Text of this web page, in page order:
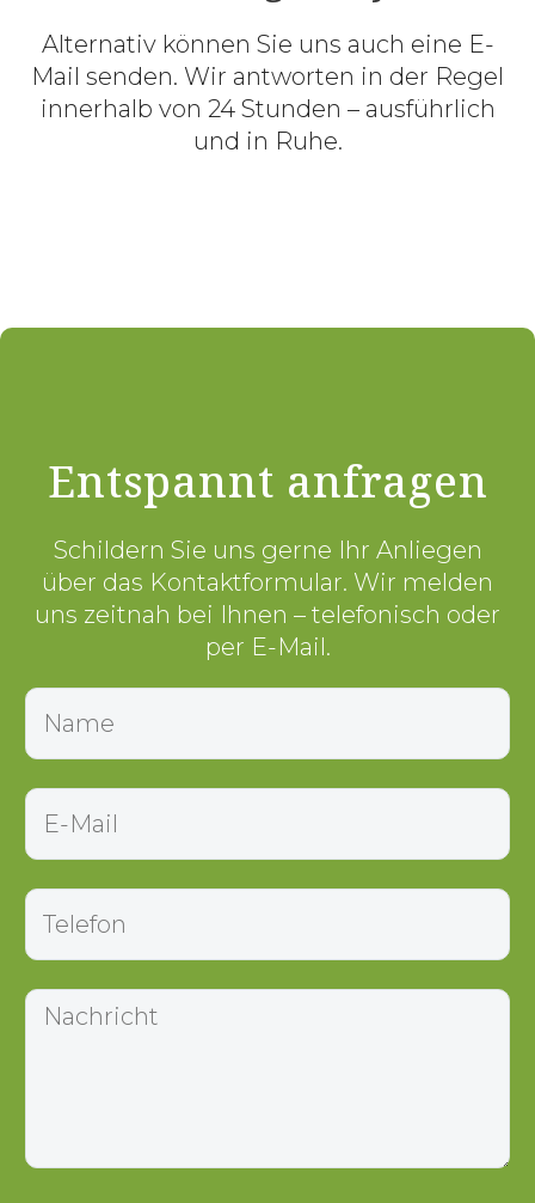
Alternativ können Sie uns auch eine E-
Mail senden. Wir antworten in der Regel
innerhalb von 24 Stunden – ausführlich
und in Ruhe.
Entspannt anfragen
Schildern Sie uns gerne Ihr Anliegen
über das Kontaktformular. Wir melden
uns zeitnah bei Ihnen – telefonisch oder
per E-Mail.